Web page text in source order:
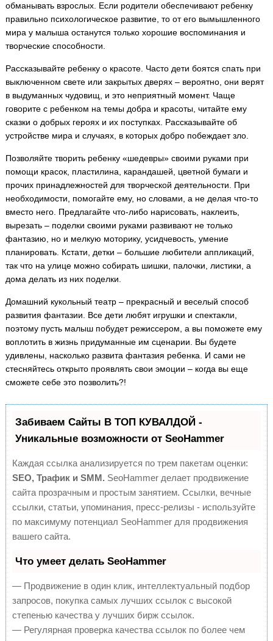
обманывать взрослых. Если родители обеспечивают ребенку
правильно психологическое развитие, то от его вымышленного
мира у малыша останутся только хорошие воспоминания и
творческие способности.
Рассказывайте ребенку о красоте. Часто дети боятся спать при
выключенном свете или закрытых дверях – вероятно, они верят
в выдуманных чудовищ, и это неприятный момент. Чаще
говорите с ребенком на темы добра и красоты, читайте ему
сказки о добрых героях и их поступках. Рассказывайте об
устройстве мира и случаях, в которых добро побеждает зло.
Позволяйте творить ребенку «шедевры» своими руками при
помощи красок, пластилина, карандашей, цветной бумаги и
прочих принадлежностей для творческой деятельности. При
необходимости, помогайте ему, но словами, а не делая что-то
вместо него. Предлагайте что-либо нарисовать, наклеить,
вырезать – поделки своими руками развивают не только
фантазию, но и мелкую моторику, усидчевость, умение
планировать. Кстати, детки – большие любители аппликаций,
так что на улице можно собирать шишки, палочки, листики, а
дома делать из них поделки.
Домашний кукольный театр – прекрасный и веселый способ
развития фантазии. Все дети любят игрушки и спектакли,
поэтому пусть малыш побудет режиссером, а вы поможете ему
воплотить в жизнь придуманные им сценарии. Вы будете
удивлены, насколько развита фантазия ребенка. И сами не
стесняйтесь открыто проявлять свои эмоции – когда вы еще
сможете себе это позволить?!
Забиваем Сайты В ТОП КУВАЛДОЙ -
Уникальные возможности от SeoHammer
Каждая ссылка анализируется по трем пакетам оценки:
SEO, Трафик и SMM. SeoHammer делает продвижение
сайта прозрачным и простым занятием. Ссылки, вечные
ссылки, статьи, упоминания, пресс-релизы - используйте
по максимуму потенциал SeoHammer для продвижения
вашего сайта.
Что умеет делать SeoHammer
— Продвижение в один клик, интеллектуальный подбор
запросов, покупка самых лучших ссылок с высокой
степенью качества у лучших бирж ссылок.
— Регулярная проверка качества ссылок по более чем